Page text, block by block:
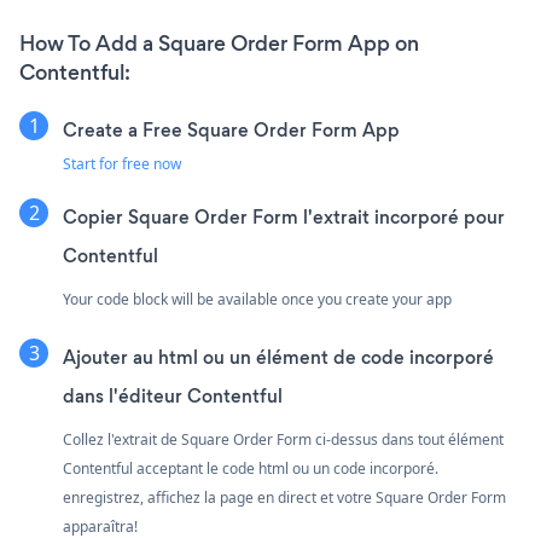
How To Add a Square Order Form App on
Contentful:
Create a Free Square Order Form App
Start for free now
Copier Square Order Form l'extrait incorporé pour
Contentful
Your code block will be available once you create your app
Ajouter au html ou un élément de code incorporé
dans l'éditeur Contentful
Collez l'extrait de Square Order Form ci-dessus dans tout élément
Contentful acceptant le code html ou un code incorporé.
enregistrez, affichez la page en direct et votre Square Order Form
apparaîtra!